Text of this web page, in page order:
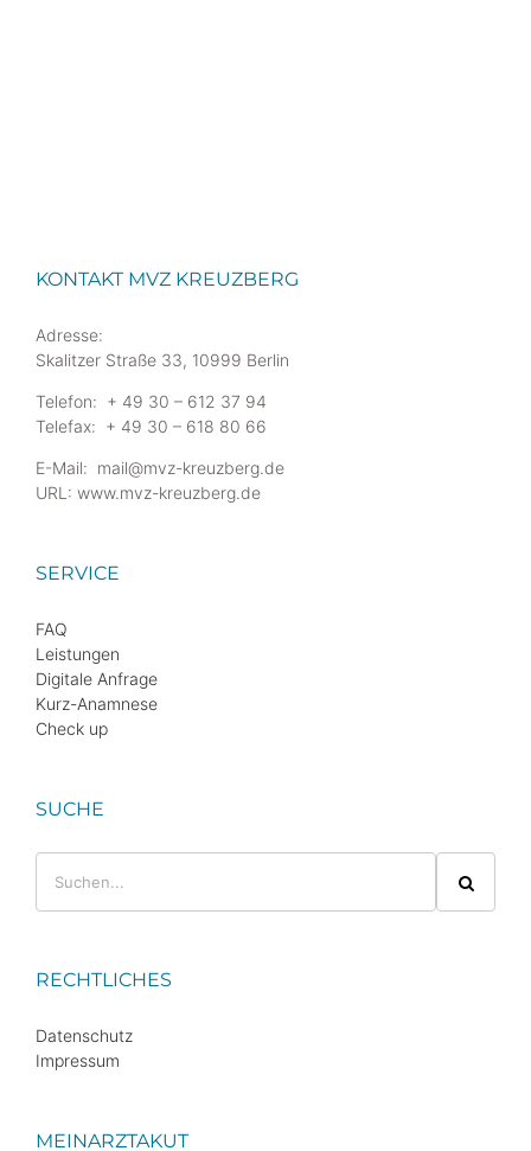
KONTAKT MVZ KREUZBERG
Adresse:
Skalitzer Straße 33, 10999 Berlin
Telefon: + 49 30 – 612 37 94
Telefax: + 49 30 – 618 80 66
E-Mail: mail@mvz-kreuzberg.de
URL: www.mvz-kreuzberg.de
SERVICE
FAQ
Leistungen
Digitale Anfrage
Kurz-Anamnese
Check up
SUCHE
nach:
RECHTLICHES
Datenschutz
Impressum
MEINARZTAKUT